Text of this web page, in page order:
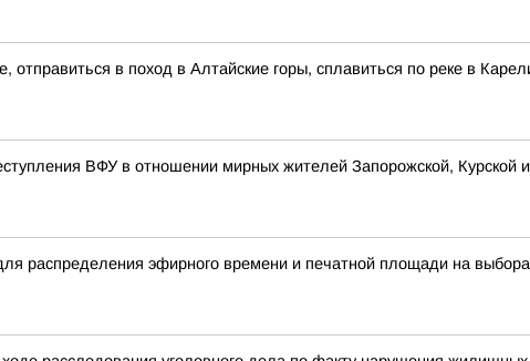
отправиться в поход в Алтайские горы, сплавиться по реке в
ВФУ в отношении мирных жителей Запорожской, Курской
распределения эфирного времени и печатной площади на